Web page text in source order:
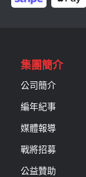
集團簡介
公司簡介
編年紀事
媒體報導
戰將招募
公益贊助